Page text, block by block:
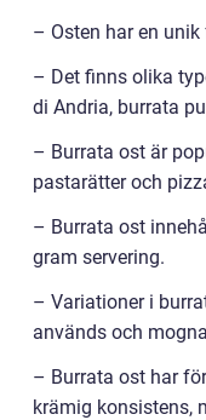
– Osten har en
– Det finns olika
di Andria, burrata
– Burrata ost är
pastarätter och
– Burrata ost
gram servering.
– Variationer i
används och
– Burrata ost har
krämig konsistens,